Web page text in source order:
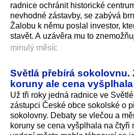
radnice ochránit historické
nevhodné zástavby, se zabývá
Žalobu k němu poslal investor,
stavět. A uzávěra mu to
minulý měsíc
Světlá přebírá sokolovnu.
koruny ale cena
Už tři roky jedná radnice ve
zástupci České obce sokolské o
sokolovny. Debaty se vlečou a
koruny se cena vyšplhala na čtyři